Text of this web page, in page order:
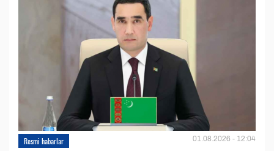
Resmi habarlar 01.08.2026 - 12:04